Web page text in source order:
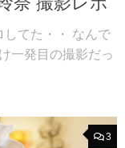
てた・・ なんで
一発目の撮影だっ
3